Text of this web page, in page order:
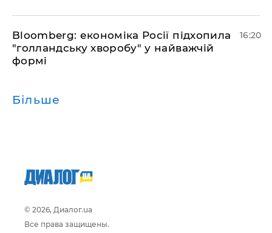
Bloomberg: економіка Росії підхопила
"голландську хворобу" у найважчій
формі
16:20
Більше
© 2026, Диалог.ua
Все права защищены.